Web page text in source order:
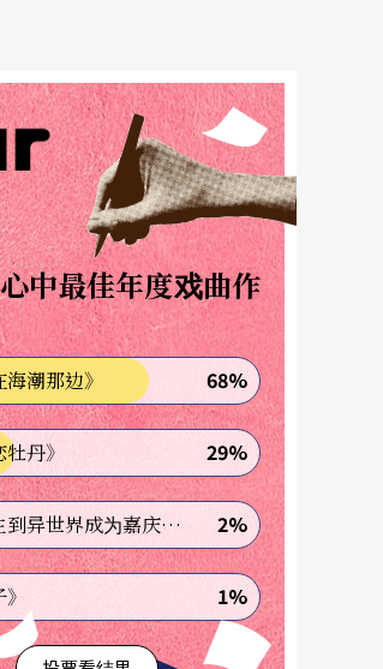
中最佳年度戏曲作
海潮那边》 68%
牡丹》 29%
《转生到异世界成为嘉庆君—发现我的祖先是诈骗集团!?》 2%
1%